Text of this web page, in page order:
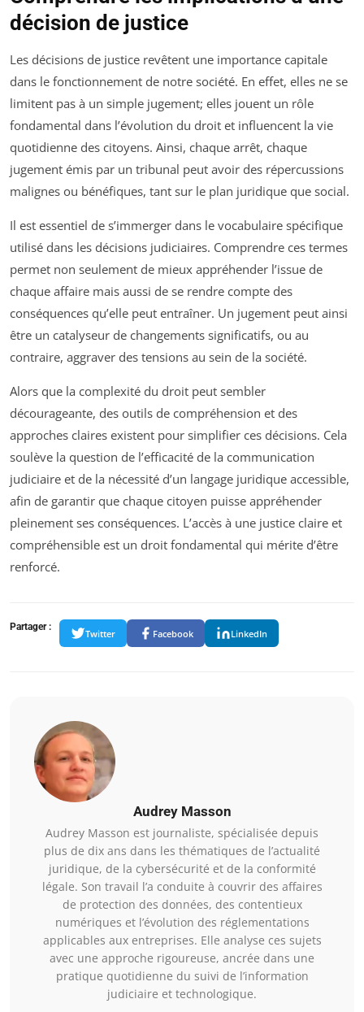
décision de justice
Les décisions de justice revêtent une importance capitale
dans le fonctionnement de notre société. En effet, elles ne se
limitent pas à un simple jugement; elles jouent un rôle
fondamental dans l’évolution du droit et influencent la vie
quotidienne des citoyens. Ainsi, chaque arrêt, chaque
jugement émis par un tribunal peut avoir des répercussions
malignes ou bénéfiques, tant sur le plan juridique que social.
Il est essentiel de s’immerger dans le vocabulaire spécifique
utilisé dans les décisions judiciaires. Comprendre ces termes
permet non seulement de mieux appréhender l’issue de
chaque affaire mais aussi de se rendre compte des
conséquences qu’elle peut entraîner. Un jugement peut ainsi
être un catalyseur de changements significatifs, ou au
contraire, aggraver des tensions au sein de la société.
Alors que la complexité du droit peut sembler
décourageante, des outils de compréhension et des
approches claires existent pour simplifier ces décisions. Cela
soulève la question de l’efficacité de la communication
judiciaire et de la nécessité d’un langage juridique accessible,
afin de garantir que chaque citoyen puisse appréhender
pleinement ses conséquences. L’accès à une justice claire et
compréhensible est un droit fondamental qui mérite d’être
renforcé.
Partager :
Twitter Facebook LinkedIn
Audrey Masson
Audrey Masson est journaliste, spécialisée depuis
plus de dix ans dans les thématiques de l’actualité
juridique, de la cybersécurité et de la conformité
légale. Son travail l’a conduite à couvrir des affaires
de protection des données, des contentieux
numériques et l’évolution des réglementations
applicables aux entreprises. Elle analyse ces sujets
avec une approche rigoureuse, ancrée dans une
pratique quotidienne du suivi de l’information
judiciaire et technologique.